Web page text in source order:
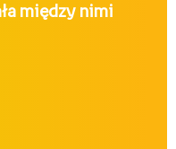
między nimi